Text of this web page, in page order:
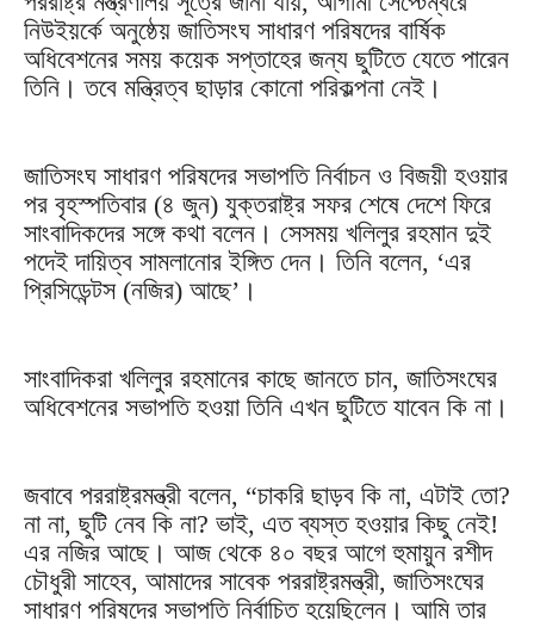
নিউইয়র্কে অনুষ্ঠেয় জাতিসংঘ সাধারণ পরিষদের বার্ষিক
অধিবেশনের সময় কয়েক সপ্তাহের জন্য ছুটিতে যেতে পারেন
তিনি। তবে মন্ত্রিত্ব ছাড়ার কোনো পরিকল্পনা নেই।
জাতিসংঘ সাধারণ পরিষদের সভাপতি নির্বাচন ও বিজয়ী হওয়ার
পর বৃহস্পতিবার (৪ জুন) যুক্তরাষ্ট্র সফর শেষে দেশে ফিরে
সাংবাদিকদের সঙ্গে কথা বলেন। সেসময় খলিলুর রহমান দুই
পদেই দায়িত্ব সামলানোর ইঙ্গিত দেন। তিনি বলেন, ‘এর
প্রিসিডেন্টস (নজির) আছে’।
সাংবাদিকরা খলিলুর রহমানের কাছে জানতে চান, জাতিসংঘের
অধিবেশনের সভাপতি হওয়া তিনি এখন ছুটিতে যাবেন কি না।
জবাবে পররাষ্ট্রমন্ত্রী বলেন, “চাকরি ছাড়ব কি না, এটাই তো?
না না, ছুটি নেব কি না? ভাই, এত ব্যস্ত হওয়ার কিছু নেই!
এর নজির আছে। আজ থেকে ৪০ বছর আগে হুমায়ুন রশীদ
চৌধুরী সাহেব, আমাদের সাবেক পররাষ্ট্রমন্ত্রী, জাতিসংঘের
সাধারণ পরিষদের সভাপতি নির্বাচিত হয়েছিলেন। আমি তার